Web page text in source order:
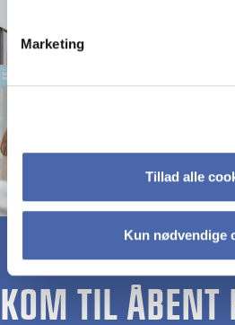
Marketing
Tillad alle
Kun nødvendige
KOM TIL ÅBENT